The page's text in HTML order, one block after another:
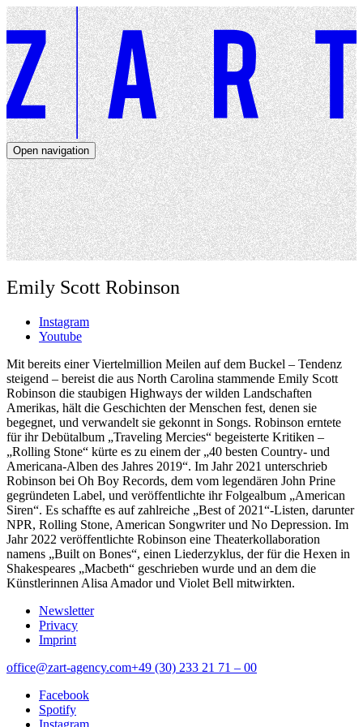
Open navigation
Artists
Dates
About
News
Close navigation
Emily Scott Robinson
Instagram
Youtube
Mit bereits einer Viertelmillion Meilen auf dem Buckel – Tendenz
steigend – bereist die aus North Carolina stammende Emily Scott
Robinson die staubigen Highways der wilden Landschaften
Amerikas, hält die Geschichten der Menschen fest, denen sie
begegnet, und verwandelt sie gekonnt in Songs. Robinson erntete
für ihr Debütalbum „Traveling Mercies“ begeisterte Kritiken –
„Rolling Stone“ kürte es zu einem der „40 besten Country- und
Americana-Alben des Jahres 2019“. Im Jahr 2021 unterschrieb
Robinson bei Oh Boy Records, dem vom legendären John Prine
gegründeten Label, und veröffentlichte ihr Folgealbum „American
Siren“. Es schaffte es auf zahlreiche „Best of 2021“-Listen, darunter
NPR, Rolling Stone, American Songwriter und No Depression. Im
Jahr 2022 veröffentlichte Robinson eine Theaterkollaboration
namens „Built on Bones“, einen Liederzyklus, der für die Hexen in
Shakespeares „Macbeth“ geschrieben wurde und an dem die
Künstlerinnen Alisa Amador und Violet Bell mitwirkten.
Newsletter
Privacy
Imprint
office@zart-agency.com+49 (30) 233 21 71 – 00
Facebook
Spotify
Instagram